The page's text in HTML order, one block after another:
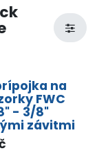
na
FWC
- 3/8"
závitmi